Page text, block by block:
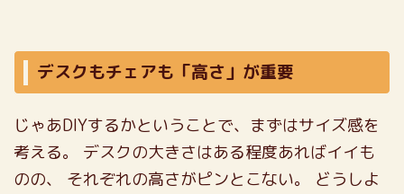
デスクもチェアも「高さ」が重要
じゃあDIYするかということで、まずはサイズ感を
考える。
デスクの大きさはある程度あればイイも
のの、
それぞれの高さがピンとこない。
どうしよ